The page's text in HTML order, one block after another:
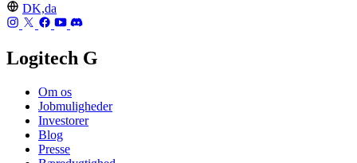
DK,da
Logitech G
Om os
Jobmuligheder
Investorer
Blog
Presse